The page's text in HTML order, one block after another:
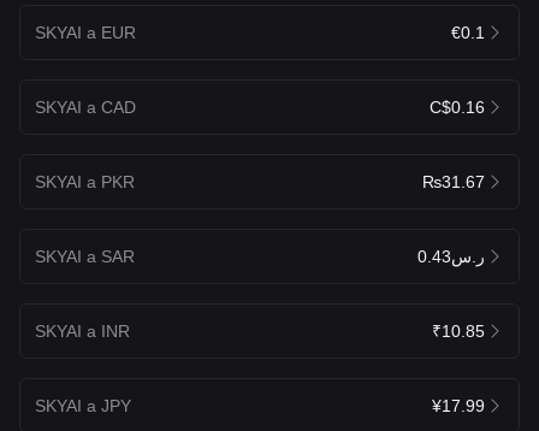
SKYAI a EUR €0.1
SKYAI a CAD C$0.16
SKYAI a PKR ₨31.67
SKYAI a SAR ر.س0.43
SKYAI a INR ₹10.85
SKYAI a JPY ¥17.99